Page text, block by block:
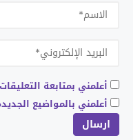
أعلمني بمتابعة
أعلمني بالمواضيع